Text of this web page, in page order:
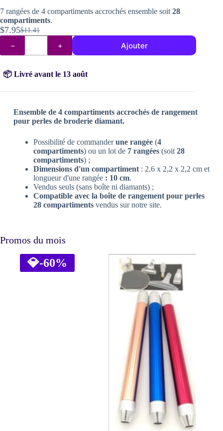
7 rangées de 4 compartiments accrochés ensemble soit 28
compartiments.
$11.41
Le
initial
$11.41.
$7.95Le
actuel
$7.95.
quantité
Compartiments
perles
diamond
Ajouter
📦 Livré avant le 13 août
Ensemble de 4 compartiments accrochés de rangement
pour perles de broderie diamant.
Possibilité de commanderune rangée (4
compartiments) ou un lot de 7 rangées(soit 28
compartiments) ;
Dimensions d'un compartiment: 2,6 x 2,2 x 2,2 cm et
longueur d'une rangée: 10 cm.
Vendus seuls (sans boîte ni diamants) ;
Compatible avec la boîte de rangement pour perles
28 compartimentsvendus sur notre site.
Promos du mois
💎-60%